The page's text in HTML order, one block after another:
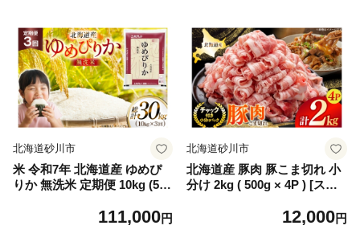
家飲み ギフト 贈り物 プレゼ
ント ふるさと納税 さけ にほ
んしゅ
ロ 30キロ
北海道砂川市
米 令和7年 北海道産 ゆめぴ
りか 無洗米 定期便 10kg (5kg
ン商事 北海道 砂川市 122609
111,000円
北海道砂川市
北海道産 豚肉 豚こま切れ 小
分け 2kg ( 500g × 4P ) [スタ
75] 小間切れ 豚 国産 冷凍
12,000円